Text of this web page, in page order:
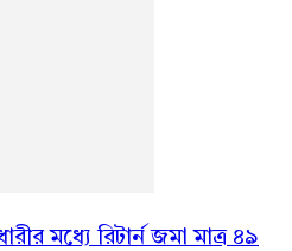
মধ্যে রিটার্ন জমা মাত্র ৪৯